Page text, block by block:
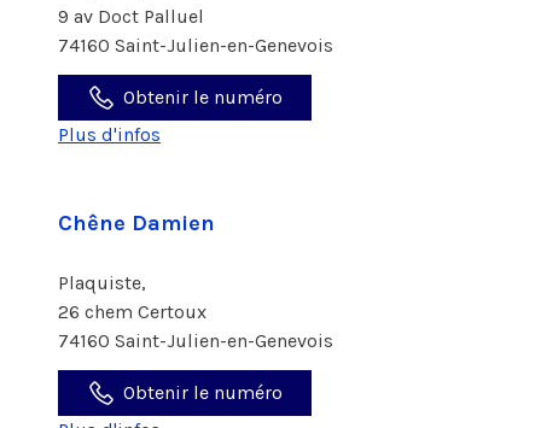
9 av Doct Palluel
74160 Saint-Julien-en-Genevois
Obtenir le numéro
Plus d'infos
Chêne Damien
Plaquiste,
26 chem Certoux
74160 Saint-Julien-en-Genevois
Obtenir le numéro